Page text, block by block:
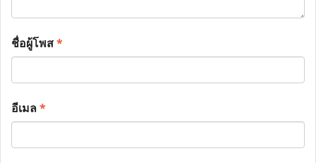
ชื่อผู้โพส*
อีเมล*